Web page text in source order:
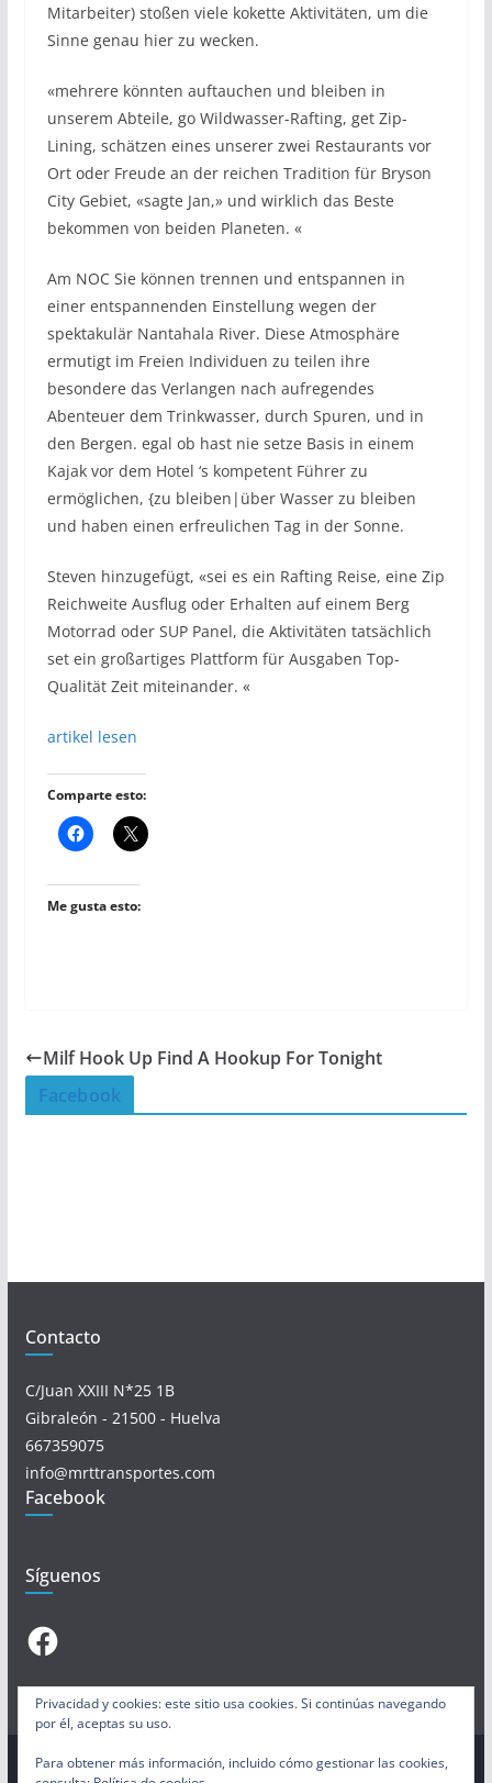
Mitarbeiter) stoßen viele kokette Aktivitäten, um die
Sinne genau hier zu wecken.
«mehrere könnten auftauchen und bleiben in
unserem Abteile, go Wildwasser-Rafting, get Zip-
Lining, schätzen eines unserer zwei Restaurants vor
Ort oder Freude an der reichen Tradition für Bryson
City Gebiet, «sagte Jan,» und wirklich das Beste
bekommen von beiden Planeten. «
Am NOC Sie können trennen und entspannen in
einer entspannenden Einstellung wegen der
spektakulär Nantahala River. Diese Atmosphäre
ermutigt im Freien Individuen zu teilen ihre
besondere das Verlangen nach aufregendes
Abenteuer dem Trinkwasser, durch Spuren, und in
den Bergen. egal ob hast nie setze Basis in einem
Kajak vor dem Hotel ‘s kompetent Führer zu
ermöglichen, {zu bleiben|über Wasser zu bleiben
und haben einen erfreulichen Tag in der Sonne.
Steven hinzugefügt, «sei es ein Rafting Reise, eine Zip
Reichweite Ausflug oder Erhalten auf einem Berg
Motorrad oder SUP Panel, die Aktivitäten tatsächlich
set ein großartiges Plattform für Ausgaben Top-
Qualität Zeit miteinander. «
artikel lesen
Comparte esto:
Me gusta esto:
Milf Hook Up Find A Hookup For Tonight
Facebook
Contacto
C/Juan XXIII N*25 1B
Gibraleón - 21500 - Huelva
667359075
info@mrttransportes.com
Facebook
Síguenos
Facebook
Privacidad y cookies: este sitio usa cookies. Si continúas navegando
por él, aceptas su uso.
Para obtener más información, incluido cómo gestionar las cookies,